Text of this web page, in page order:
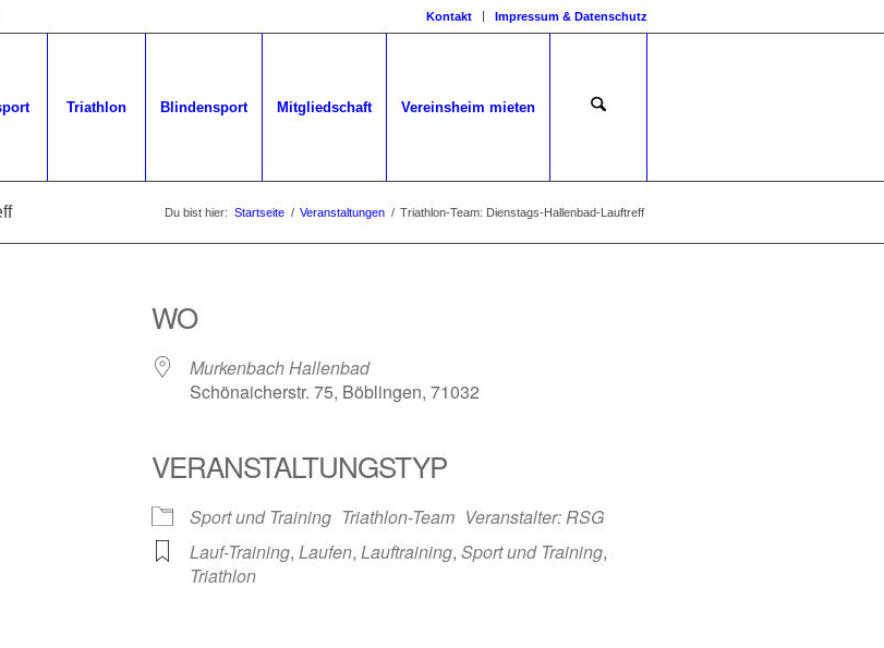
Kontakt Impressum & Datenschutz
Triathlon Blindensport Mitgliedschaft Vereinsheim mieten
Du bist hier: Startseite / Veranstaltungen / Triathlon-Team: Dienstags-Hallenbad-Lauftreff
WO
Murkenbach Hallenbad
Schönaicherstr. 75, Böblingen, 71032
VERANSTALTUNGSTYP
Sport und Training Triathlon-Team Veranstalter: RSG
Lauf-Training, Laufen, Lauftraining, Sport und Training,
Triathlon